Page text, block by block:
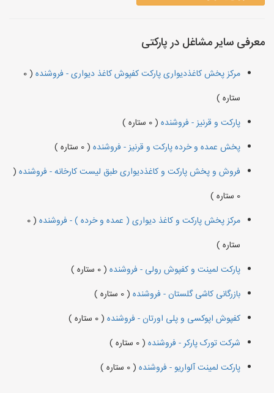
معرفی سایر مشاغل در پارکتی
مرکز پخش کاغذدیواری پارکت کفپوش کاغذ دیواری - فروشنده ( 0
ستاره )
پارکت و قرنیز - فروشنده ( 0 ستاره )
پخش عمده و خرده پارکت و قرنیز - فروشنده ( 0 ستاره )
فروش و پخش پارکت و کاغذدیواری طبق لیست کارخانه - فروشنده (
0 ستاره )
مرکز پخش پارکت و کاغذ دیواری ( عمده و خرده ) - فروشنده ( 0
ستاره )
پارکت لمینت و کفپوش رولی - فروشنده ( 0 ستاره )
بازرگانی کاشی گلستان - فروشنده ( 0 ستاره )
کفپوش اپوکسی و پلی اورتان - فروشنده ( 0 ستاره )
شرکت تورک پارکر - فروشنده ( 0 ستاره )
پارکت لمینت آلواریو - فروشنده ( 0 ستاره )